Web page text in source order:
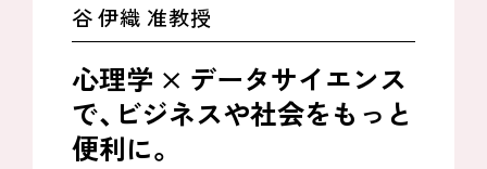
谷 伊織 准教授
心理学 × データサイエンス
で、 ビジネスや社会をもっと
便利に。